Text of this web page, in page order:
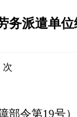
务派遣单
次
部令第19号